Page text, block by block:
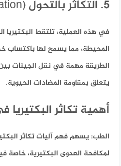
5. التكاثر بالتحول (Transformation)
في هذه العملية، تلتقط البكتيريا
المحيطة، مما يسمح لها باكتساب
الطريقة مهمة في نقل الجينات بين
يتعلق بمقاومة المضادات الحيوية.
أهمية تكاثر
الطب: يسهم فهم آليات تكاثر
لمكافحة العدوى البكتيرية، خاصة